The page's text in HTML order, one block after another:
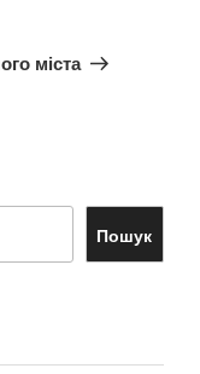
міста
Пошук